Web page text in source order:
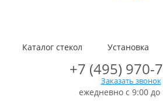
Каталог стекол Установка
+7 (495) 970-
Заказать звонок
ежедневно с 9:00 до